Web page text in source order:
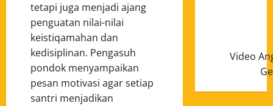
tetapi juga menjadi ajang
penguatan nilai-nilai
keistiqamahan dan
kedisiplinan. Pengasuh
pondok menyampaikan
pesan motivasi agar setiap
santri menjadikan
Video